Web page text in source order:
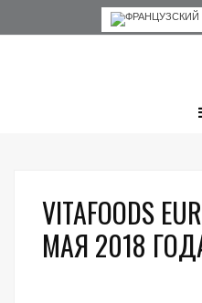
VITAFOODS
МАЯ 2018